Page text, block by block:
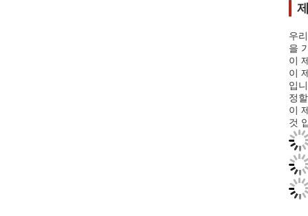
우
을
이
이
입
정
이
것